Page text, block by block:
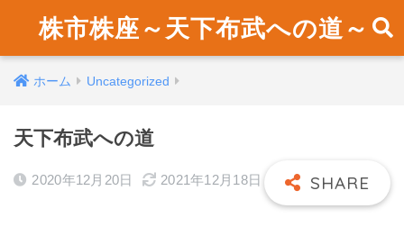
株市株座～天下布武への道～
ホーム Uncategorized
天下布武への道
2020年12月20日 2021年12月18日